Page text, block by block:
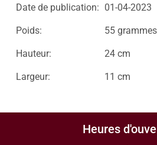
Date de publication: 01-04-2023
Poids: 55 grammes
Hauteur: 24 cm
Largeur: 11 cm
Heures